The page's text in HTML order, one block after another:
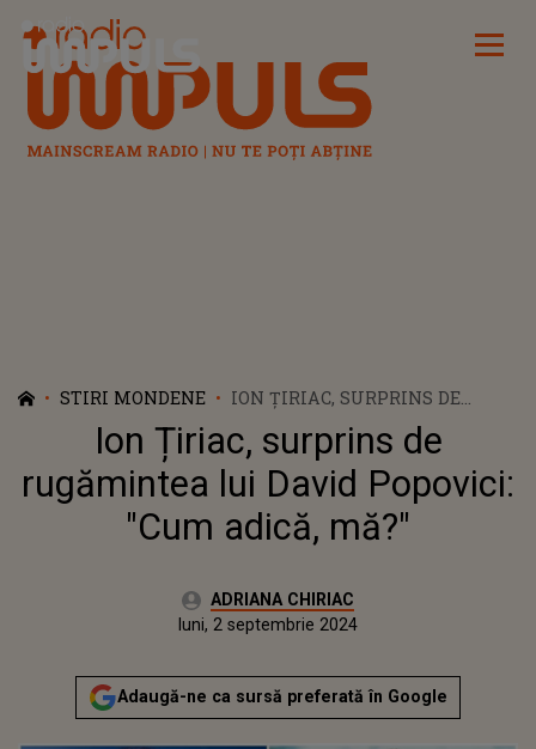
Radio Impuls
STIRI MONDENE
ION ȚIRIAC, SURPRINS DE
RUGĂMINTEA LUI DAVID
POPOVICI: "CUM ADICĂ, MĂ?"
Ion Țiriac, surprins de
rugămintea lui David Popovici:
"Cum adică, mă?"
Autor:ADRIANA CHIRIAC
luni, 2 septembrie 2024Actualizat:
luni, 2 septembrie 2024
Adaugă-ne ca sursă preferată în Google